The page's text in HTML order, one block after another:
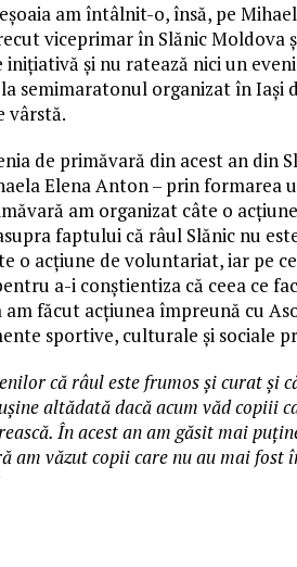
am întâlnit-o, însă, pe
viceprimar în Slănic Moldova
inițiativă și nu ratează nici un
semimaratonul organizat în Iași
vârstă.
de primăvară din acest an din
Elena Anton – prin formarea
am organizat câte o
faptului că râul Slănic nu
o acțiune de voluntariat, iar pe
a-i conștientiza că ceea ce
făcut acțiunea împreună cu
sportive, culturale și sociale
că râul este frumos și curat și
altădată dacă acum văd copiii
În acest an am găsit mai
am văzut copii care nu au mai fost